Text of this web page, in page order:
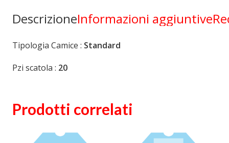
DescrizioneInformazioni aggiuntive
Tipologia Camice : Standard
Pzi scatola : 20
Prodotti correlati